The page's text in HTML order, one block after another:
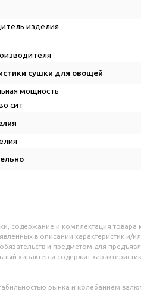
изделия
сушки для овощей
мощность
сит
содержание и комплектация
в описании характеристик и/
и предметом для
характер и содержит
рынка и колебанием